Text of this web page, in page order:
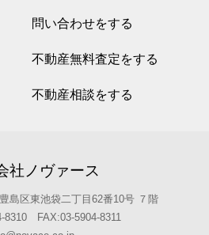
問い合わせをする
不動産無料査定をする
不動産相談をする
社ノヴァース
島区東池袋二丁目62番10号 ７階
8310 FAX:03-5904-8311